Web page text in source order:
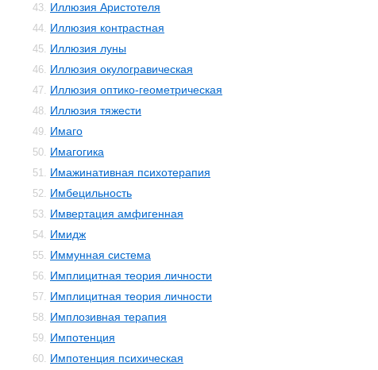
43. Иллюзия Аристотеля
44. Иллюзия контрастная
45. Иллюзия луны
46. Иллюзия окулогравическая
47. Иллюзия оптико-геометрическая
48. Иллюзия тяжести
49. Имаго
50. Имагогика
51. Имажинативная психотерапия
52. Имбецильность
53. Имвертация амфигенная
54. Имидж
55. Иммунная система
56. Имплицитная теория личности
57. Имплицитная теория личности
58. Имплозивная терапия
59. Импотенция
60. Импотенция психическая